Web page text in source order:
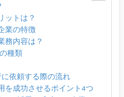
ットは？
業の特徴
務内容は？
種類
に依頼する際の流れ
を成功させるポイント4つ